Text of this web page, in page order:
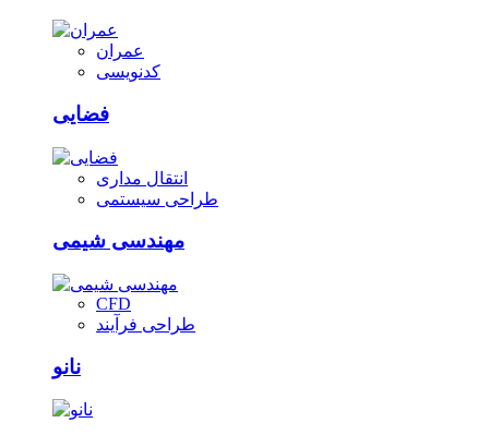
عمران
کدنویسی
فضایی
انتقال مداری
طراحی سیستمی
مهندسی شیمی
CFD
طراحی فرآیند
نانو